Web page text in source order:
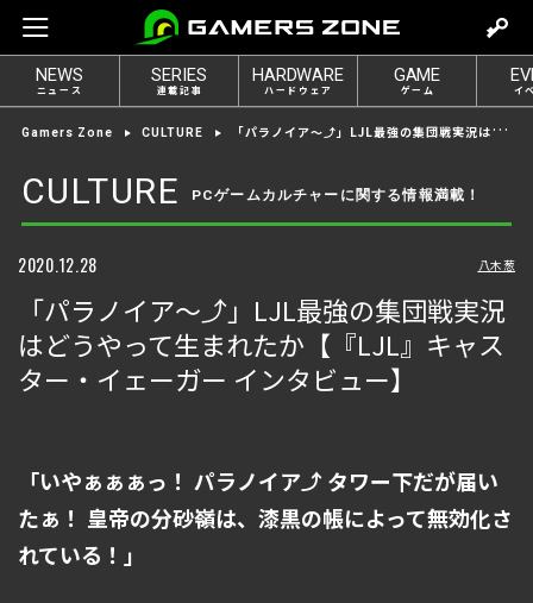
e
t
l
o
i
n
NEWS
ニュース
SERIES
連載記事
HARDWARE
ハードウェア
GAME
ゲーム イ
Gamers Zone CULTURE 「パラノイア〜⤴」LJL最強の集団戦実況はどうやって生まれたか【『LJL』キャスター・イェーガー インタビュー】
CULTURE PCゲームカルチャーに関する情報満載！
2020.12.28 八木葱
「パラノイア〜⤴」LJL最強の集団戦実況
はどうやって生まれたか【『LJL』キャス
ター・イェーガー インタビュー】
「いやぁぁぁっ！ パラノイア⤴ タワー下だが届い
たぁ！ 皇帝の分砂嶺は、漆黒の帳によって無効化さ
れている！」